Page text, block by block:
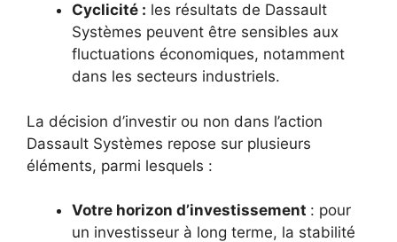
Cyclicité : les résultats de Dassault
Systèmes peuvent être sensibles aux
fluctuations économiques, notamment
dans les secteurs industriels.
La décision d’investir ou non dans l’action
Dassault Systèmes repose sur plusieurs
éléments, parmi lesquels :
Votre horizon d’investissement : pour
un investisseur à long terme, la stabilité